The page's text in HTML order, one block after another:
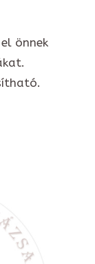
önnek